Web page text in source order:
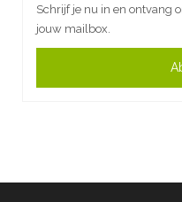
Schrijf je nu in en ontvang
jouw mailbox.